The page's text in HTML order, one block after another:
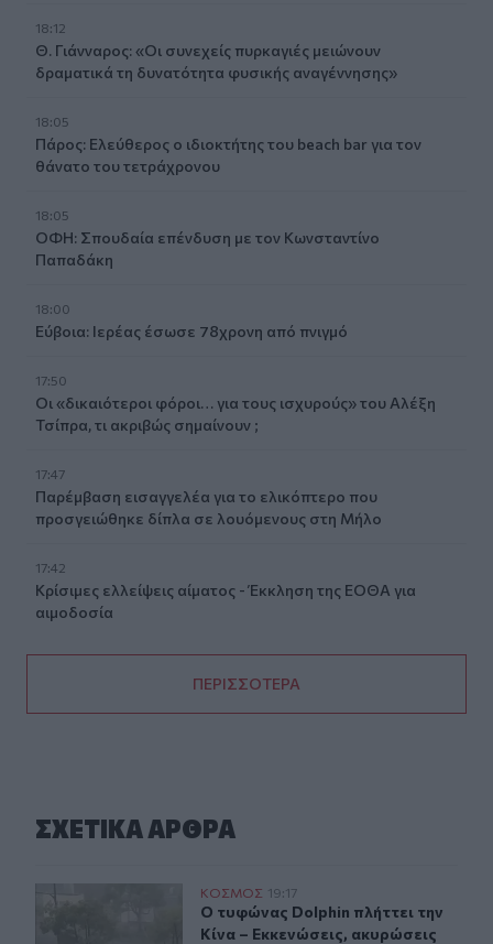
18:12
Θ. Γιάνναρος: «Οι συνεχείς πυρκαγιές μειώνουν
δραματικά τη δυνατότητα φυσικής αναγέννησης»
18:05
Πάρος: Ελεύθερος ο ιδιοκτήτης του beach bar για τον
θάνατο του τετράχρονου
18:05
ΟΦΗ: Σπουδαία επένδυση με τον Κωνσταντίνο
Παπαδάκη
18:00
Εύβοια: Ιερέας έσωσε 78χρονη από πνιγμό
17:50
Οι «δικαιότεροι φόροι… για τους ισχυρούς» του Αλέξη
Τσίπρα, τι ακριβώς σημαίνουν ;
17:47
Παρέμβαση εισαγγελέα για το ελικόπτερο που
προσγειώθηκε δίπλα σε λουόμενους στη Μήλο
17:42
Κρίσιμες ελλείψεις αίματος - Έκκληση της ΕΟΘΑ για
αιμοδοσία
ΠΕΡΙΣΣΟΤΕΡΑ
ΣΧΕΤΙΚA AΡΘΡΑ
Ο τυφώνας Dolphin πλήττει την Κίνα – Εκκενώσεις,
ΚΟΣΜΟΣ 19:17
Ο τυφώνας Dolphin πλήττει την
Ο τυφώνας Dolphin πλήττει την
Κίνα – Εκκενώσεις, ακυρώσεις